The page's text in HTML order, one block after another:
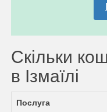
Скільки
в Ізмаїлі
Послуга